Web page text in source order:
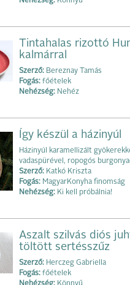
Tintahalas rizottó
kalmárral
Szerző: Bereznay Tamás
Fogás: főételek
Nehézség: Nehéz
Így készül a házinyúl
Házinyúl karamellizált
vadaspürével, ropogós
Szerző: Katkó Kriszta
Fogás: MagyarKonyha finomság
Nehézség: Ki kell próbálnia!
Aszalt szilvás diós
töltött sertésszűz
Szerző: Herczeg Gabriella
Fogás: főételek
Nehézség: Könnyű